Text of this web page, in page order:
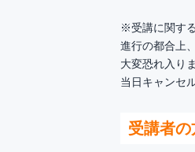
※受講に関す
進行の都合上
大変恐れ入り
当日キャンセ
受講者